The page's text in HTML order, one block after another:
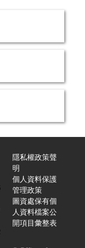
隱私權政策聲
明
個人資料保護
管理政策
圖資處保有個
人資料檔案公
開項目彙整表